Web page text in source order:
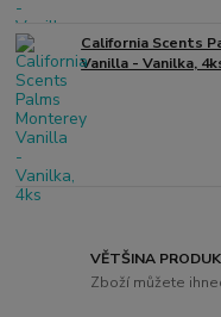
California Scents
Vanilla - Vanilka,
VĚTŠINA
Zboží můžete